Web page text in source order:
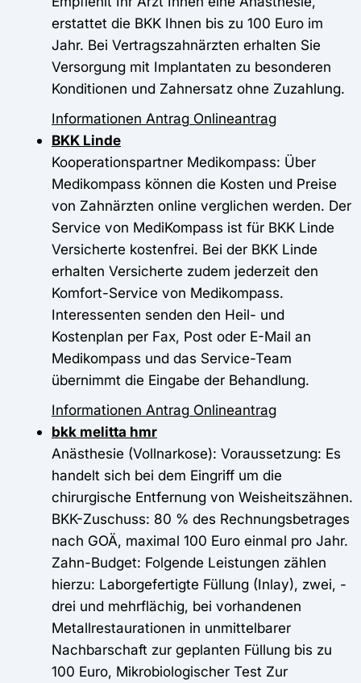
erstattet die BKK Ihnen bis zu 100 Euro im
Jahr. Bei Vertragszahnärzten erhalten Sie
Versorgung mit Implantaten zu besonderen
Konditionen und Zahnersatz ohne Zuzahlung.
Informationen Antrag Onlineantrag
BKK Linde
Kooperationspartner Medikompass: Über
Medikompass können die Kosten und Preise
von Zahnärzten online verglichen werden. Der
Service von MediKompass ist für BKK Linde
Versicherte kostenfrei. Bei der BKK Linde
erhalten Versicherte zudem jederzeit den
Komfort-Service von Medikompass.
Interessenten senden den Heil- und
Kostenplan per Fax, Post oder E-Mail an
Medikompass und das Service-Team
übernimmt die Eingabe der Behandlung.
Informationen Antrag Onlineantrag
bkk melitta hmr
Anästhesie (Vollnarkose): Voraussetzung: Es
handelt sich bei dem Eingriff um die
chirurgische Entfernung von Weisheitszähnen.
BKK-Zuschuss: 80 % des Rechnungsbetrages
nach GOÄ, maximal 100 Euro einmal pro Jahr.
Zahn-Budget: Folgende Leistungen zählen
hierzu: Laborgefertigte Füllung (Inlay), zwei, -
drei und mehrflächig, bei vorhandenen
Metallrestaurationen in unmittelbarer
Nachbarschaft zur geplanten Füllung bis zu
100 Euro, Mikrobiologischer Test Zur